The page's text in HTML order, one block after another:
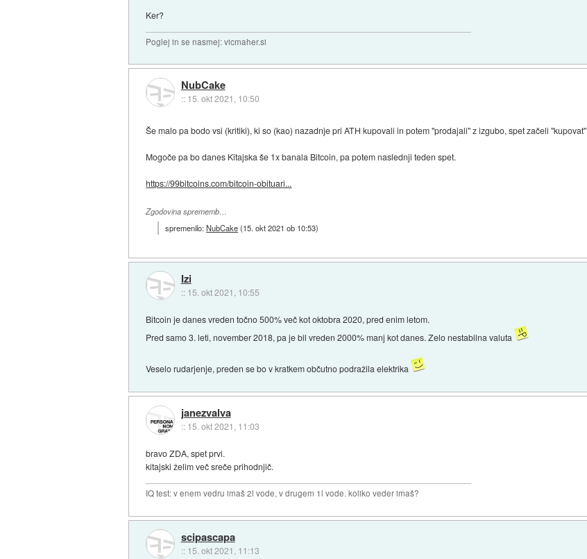
Ker?
Poglej in se nasmej: vicmaher.si
NubCake
:: 15. okt 2021, 10:50
Še malo pa bodo vsi (kritiki), ki so (kao) nazadnje pri ATH kupovali in potem "prodajali" z izgubo, spet začeli "kupovat"
Mogoče pa bo danes Kitajska še 1x banala Bitcoin, pa potem naslednji teden spet.
https://99bitcoins.com/bitcoin-obituari...
Zgodovina sprememb…
spremenilo:NubCake(15. okt 2021 ob 10:53)
Izi
:: 15. okt 2021, 10:55
Bitcoin je danes vreden točno 500% več kot oktobra 2020, pred enim letom.
Pred samo 3. leti, november 2018, pa je bil vreden 2000% manj kot danes. Zelo nestabilna valuta
Veselo rudarjenje, preden se bo v kratkem občutno podražila elektrika
janezvalva
:: 15. okt 2021, 11:03
bravo ZDA, spet prvi.
kitajski želim več sreče prihodnjič.
IQ test: v enem vedru imaš 2l vode, v drugem 1l vode. koliko veder imaš?
scipascapa
:: 15. okt 2021, 11:13